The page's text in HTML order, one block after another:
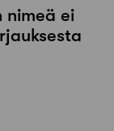
nimeä ei